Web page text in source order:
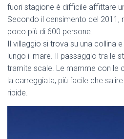
fuori stagione è difficile affittare
Secondo il censimento del 2011,
poco più di 600 persone.
Il villaggio si trova su una collina
lungo il mare. Il passaggio tra le
tramite scale. Le mamme con le
la carreggiata, più facile che
ripide.